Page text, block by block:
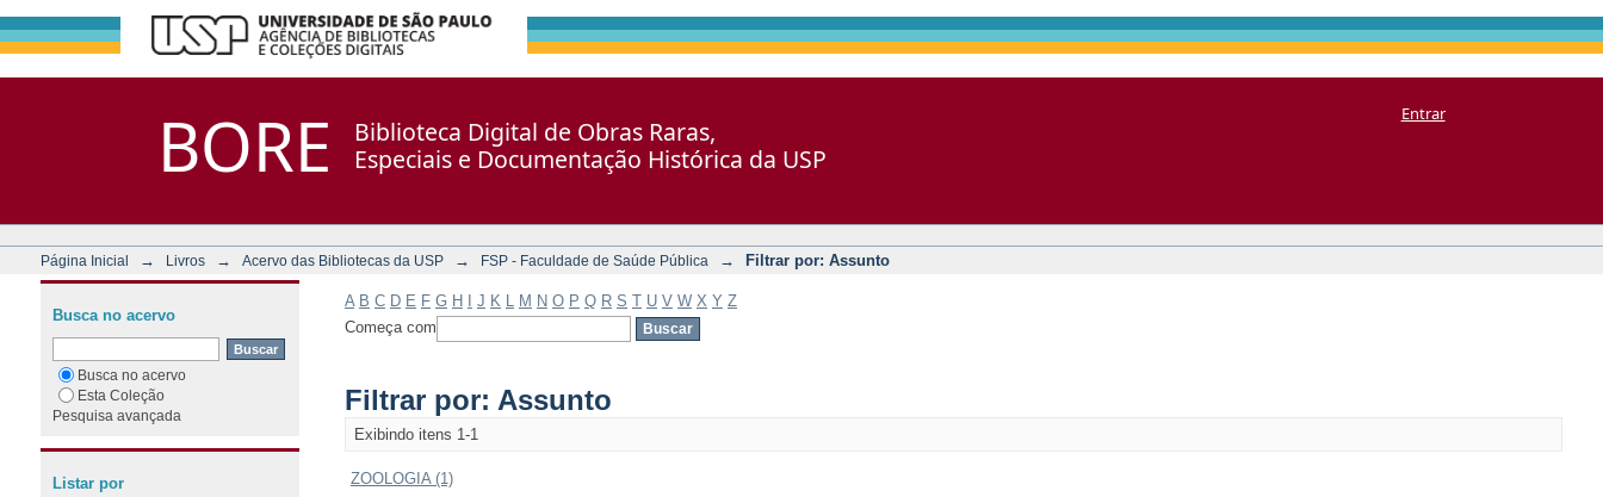
BORE
Biblioteca Digital de Obras Raras,
Especiais e Documentação Histórica da USP
Entrar
Página Inicial → Livros → Acervo das Bibliotecas da USP → FSP - Faculdade de Saúde Pública → Filtrar por: Assunto
A B C D E F G H J K M N O P Q R S T U V W X Y Z
Começa com
Filtrar por: Assunto
Exibindo itens 1-1
ZOOLOGIA (1)
Busca no acervo
Busca no acervo
Esta Coleção
Pesquisa avançada
Listar por